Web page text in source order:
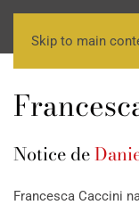
Skip to main
Notice de
Francesca Caccini